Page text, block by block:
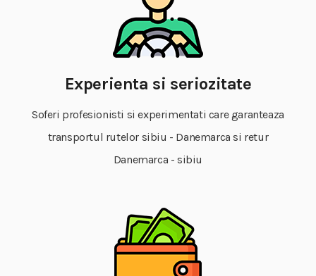
Experienta si seriozitate
Soferi profesionisti si experimentati care garanteaza
transportul rutelor sibiu - Danemarca si retur
Danemarca - sibiu